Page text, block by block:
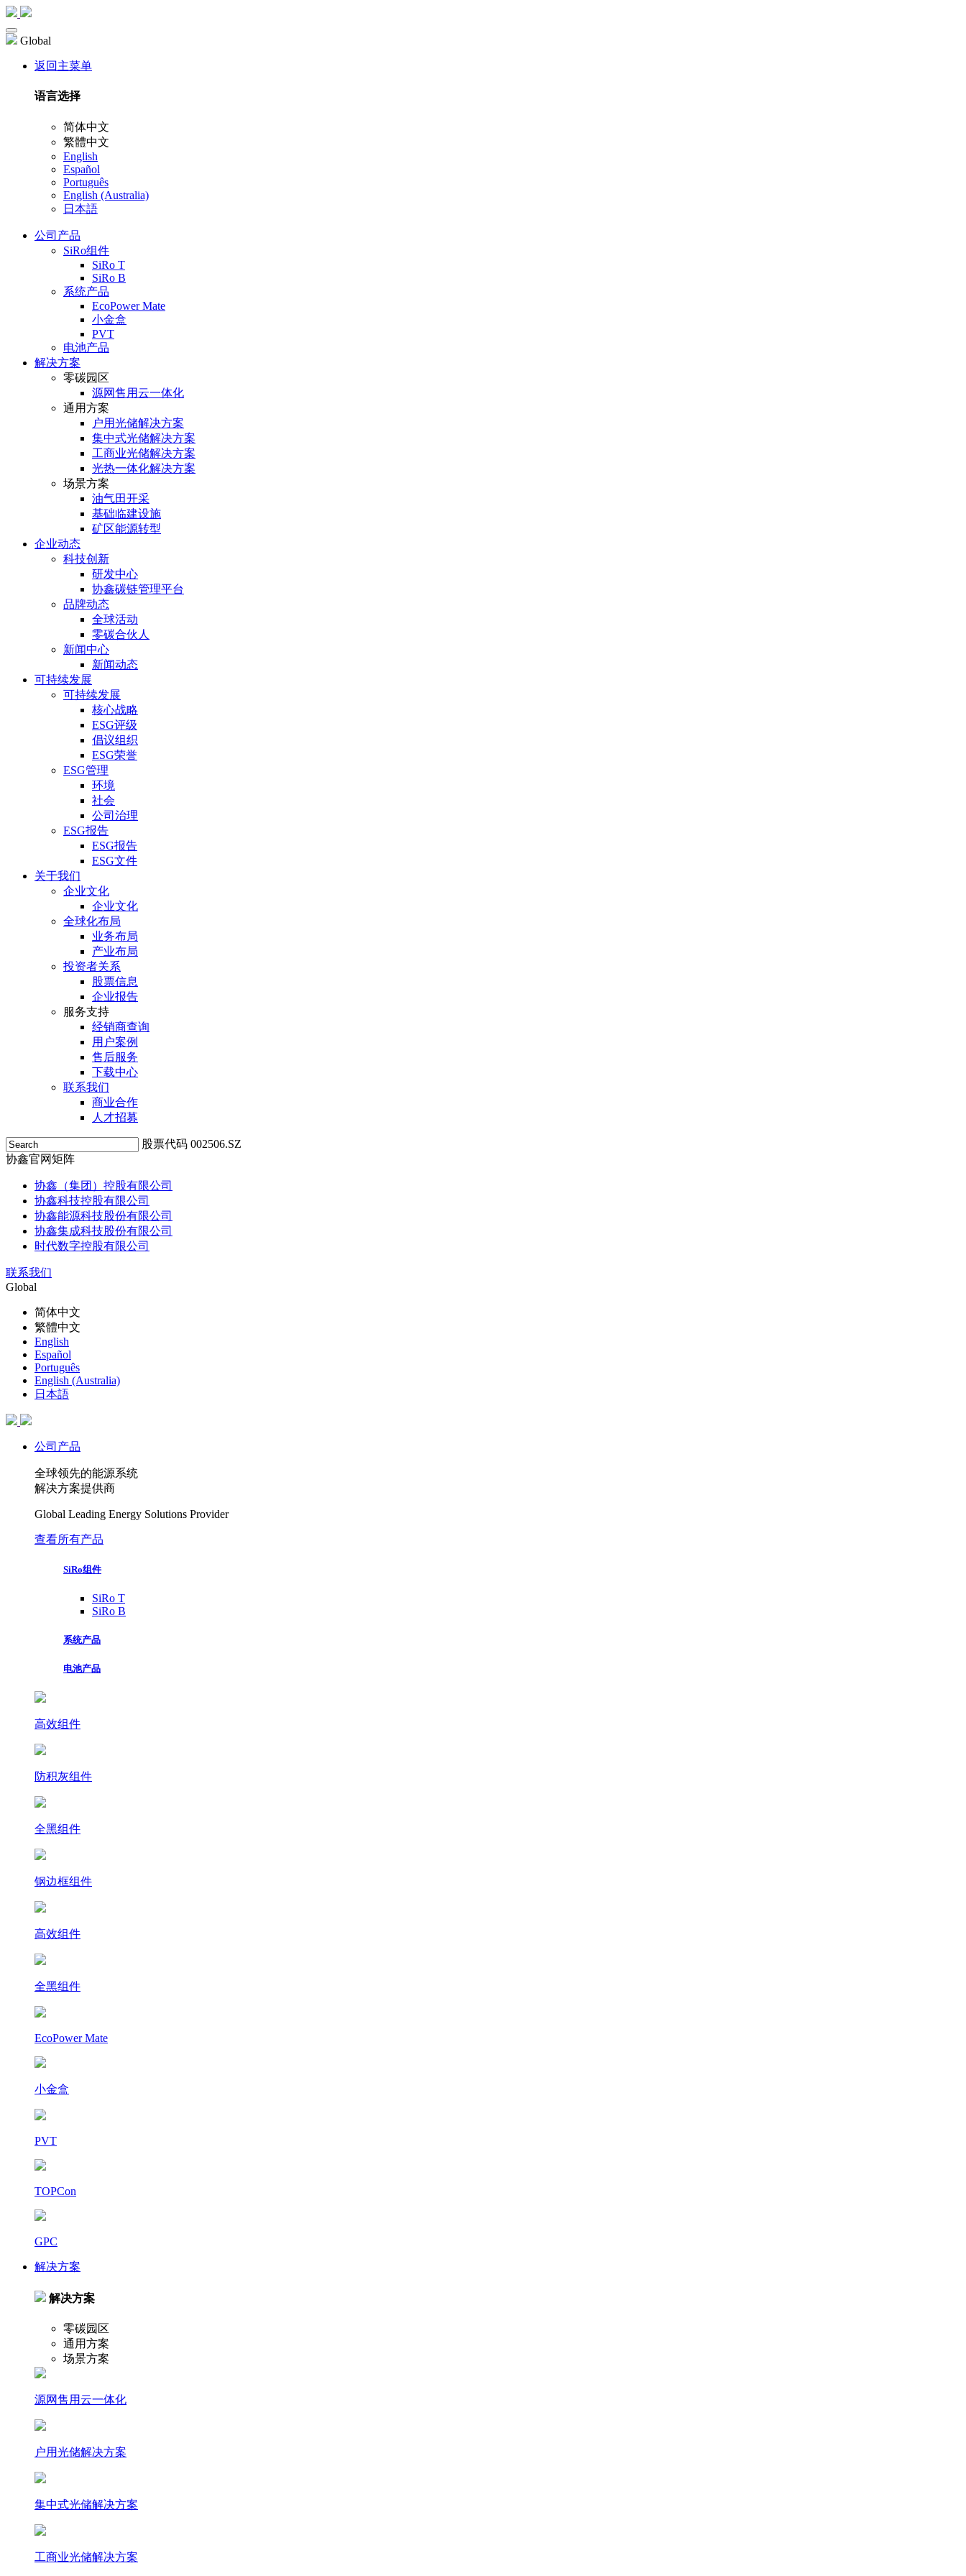
Global
返回主菜单
语言选择
简体中文
繁體中文
English
Español
Português
English (Australia)
日本語
公司产品
SiRo组件
SiRo T
SiRo B
系统产品
EcoPower Mate
小金盒
PVT
电池产品
解决方案
零碳园区
源网售用云一体化
通用方案
户⽤光储解决⽅案
集中式光储解决⽅案
⼯商业光储解决⽅案
光热⼀体化解决⽅案
场景方案
油气田开采
基础临建设施
矿区能源转型
企业动态
科技创新
研发中心
协鑫碳链管理平台
品牌动态
全球活动
零碳合伙人
新闻中心
新闻动态
可持续发展
可持续发展
核心战略
ESG评级
倡议组织
ESG荣誉
ESG管理
环境
社会
公司治理
ESG报告
ESG报告
ESG文件
关于我们
企业文化
企业文化
全球化布局
业务布局
产业布局
投资者关系
股票信息
企业报告
服务支持
经销商查询
用户案例
售后服务
下载中心
联系我们
商业合作
人才招募
股票代码 002506.SZ
协鑫官网矩阵
协鑫（集团）控股有限公司
协鑫科技控股有限公司
协鑫能源科技股份有限公司
协鑫集成科技股份有限公司
时代数字控股有限公司
联系我们
Global
简体中文
繁體中文
English
Español
Português
English (Australia)
日本語
公司产品
全球领先的能源系统
解决方案提供商
Global Leading Energy Solutions Provider
查看所有产品
SiRo组件
SiRo T
SiRo B
系统产品
电池产品
高效组件
防积灰组件
全黑组件
钢边框组件
高效组件
全黑组件
EcoPower Mate
小金盒
PVT
TOPCon
GPC
解决方案
解决方案
零碳园区
通用方案
场景方案
源网售用云一体化
户⽤光储解决⽅案
集中式光储解决⽅案
⼯商业光储解决⽅案